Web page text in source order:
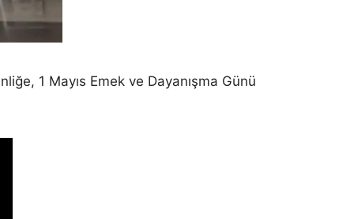
1 Mayıs Emek ve Dayanışma Günü